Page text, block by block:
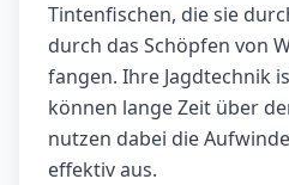
Tintenfischen, die sie
durch das Schöpfen von
fangen. Ihre Jagdtechnik
können lange Zeit über
nutzen dabei die
effektiv aus.